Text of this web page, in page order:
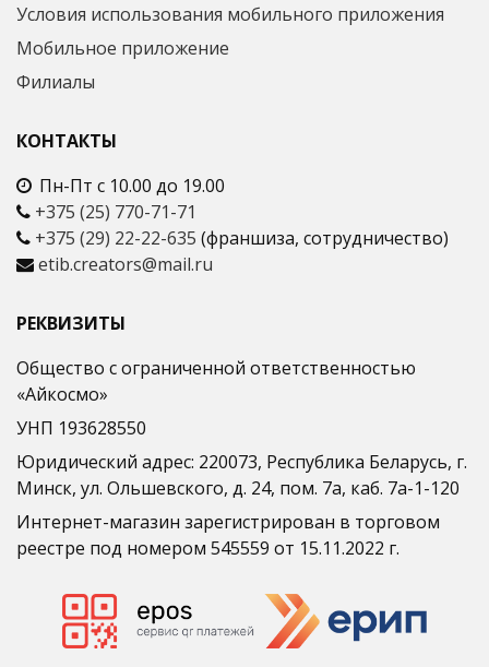
Условия использования мобильного приложения
Мобильное приложение
Филиалы
КОНТАКТЫ
Пн-Пт с 10.00 до 19.00
+375 (25) 770-71-71
+375 (29) 22-22-635 (франшиза, сотрудничество)
etib.creators@mail.ru
РЕКВИЗИТЫ
Общество с ограниченной ответственностью
«Айкосмо»
УНП 193628550
Юридический адрес: 220073, Республика Беларусь, г.
Минск, ул. Ольшевского, д. 24, пом. 7а, каб. 7а-1-120
Интернет-магазин зарегистрирован в торговом
реестре под номером 545559 от 15.11.2022 г.